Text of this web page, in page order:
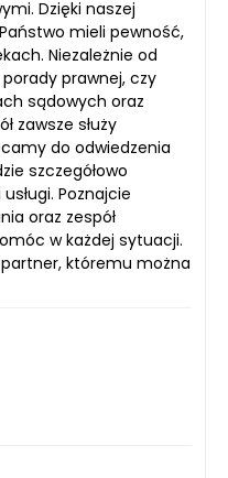
Dzięki naszej
mieli pewność,
Niezależnie od
prawnej, czy
sądowych oraz
zawsze służy
do odwiedzenia
szczegółowo
Poznajcie
oraz zespół
w każdej sytuacji.
któremu można